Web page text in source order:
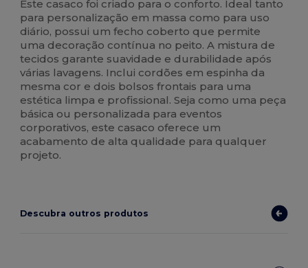
Este casaco foi criado para o conforto. Ideal tanto
para personalização em massa como para uso
diário, possui um fecho coberto que permite
uma decoração contínua no peito. A mistura de
tecidos garante suavidade e durabilidade após
várias lavagens. Inclui cordões em espinha da
mesma cor e dois bolsos frontais para uma
estética limpa e profissional. Seja como uma peça
básica ou personalizada para eventos
corporativos, este casaco oferece um
acabamento de alta qualidade para qualquer
projeto.
Descubra outros produtos